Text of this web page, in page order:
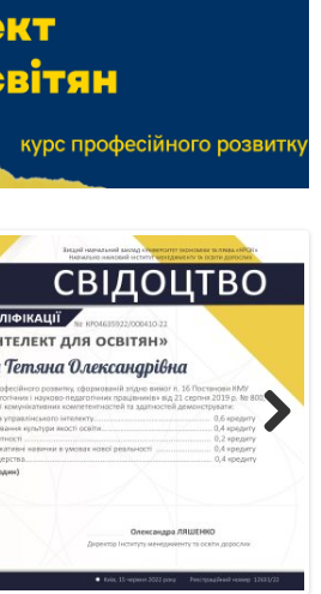
Next